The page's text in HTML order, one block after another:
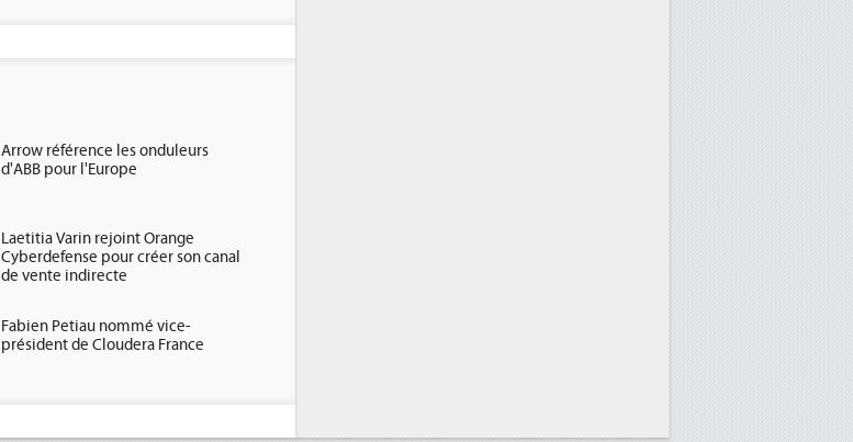
Arrow référence les onduleurs
d'ABB pour l'Europe
Laetitia Varin rejoint Orange
Cyberdefense pour créer son canal
de vente indirecte
Fabien Petiau nommé vice-
président de Cloudera France